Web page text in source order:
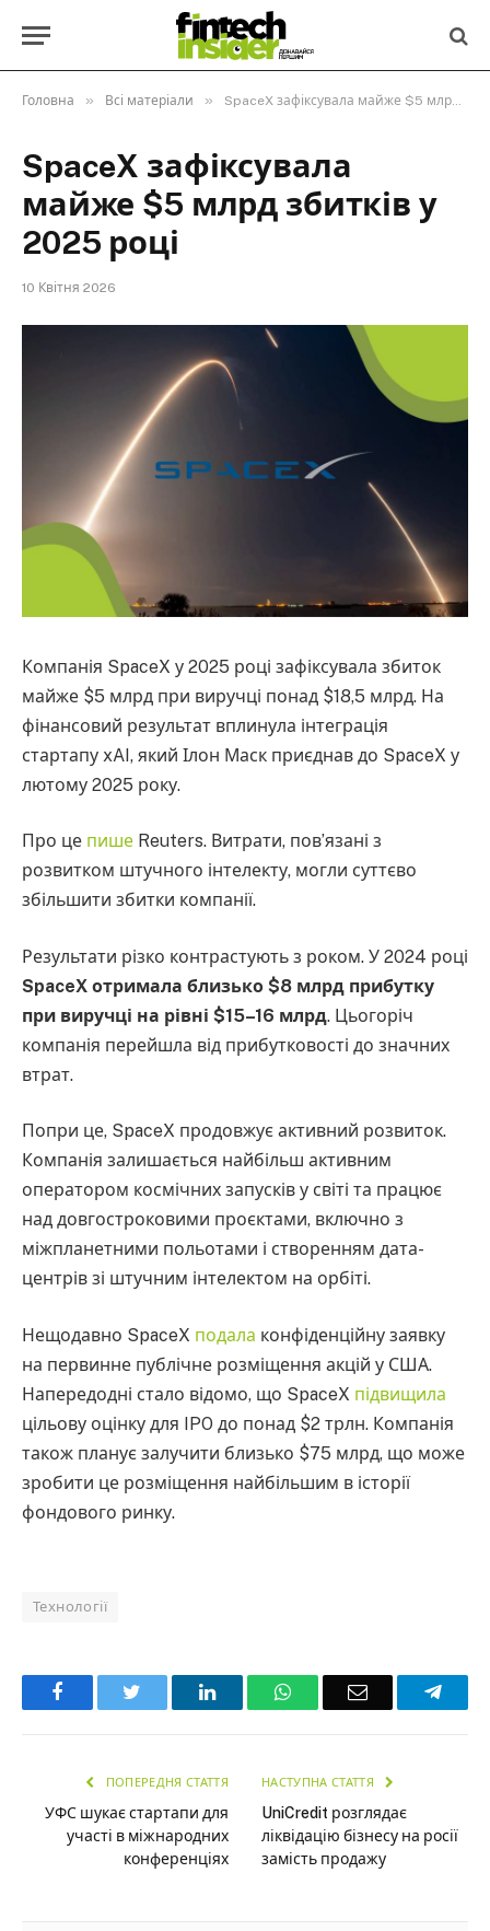
Головна » Всі матеріали » SpaceX зафіксувала майже $5 млрд збитків у 2025 році
SpaceX зафіксувала
майже $5 млрд збитків у
2025 році
10 Квітня 2026
Компанія SpaceX у 2025 році зафіксувала збиток
майже $5 млрд при виручці понад $18,5 млрд. На
фінансовий результат вплинула інтеграція
стартапу xAI, який Ілон Маск приєднав до SpaceX у
лютому 2025 року.
Про це пише Reuters. Витрати, пов’язані з
розвитком штучного інтелекту, могли суттєво
збільшити збитки компанії.
Результати різко контрастують з роком. У 2024 році
SpaceX отримала близько $8 млрд прибутку
при виручці на рівні $15–16 млрд. Цьогоріч
компанія перейшла від прибутковості до значних
втрат.
Попри це, SpaceX продовжує активний розвиток.
Компанія залишається найбільш активним
оператором космічних запусків у світі та працює
над довгостроковими проєктами, включно з
міжпланетними польотами і створенням дата-
центрів зі штучним інтелектом на орбіті.
Нещодавно SpaceX подала конфіденційну заявку
на первинне публічне розміщення акцій у США.
Напередодні стало відомо, що SpaceX підвищила
цільову оцінку для IPO до понад $2 трлн. Компанія
також планує залучити близько $75 млрд, що може
зробити це розміщення найбільшим в історії
фондового ринку.
Технології
Facebook LinkedInWhatsAppEmail
ПОПЕРЕДНЯ СТАТТЯ
УФС шукає стартапи для
участі в міжнародних
конференціях
НАСТУПНА СТАТТЯ
UniCredit розглядає
ліквідацію бізнесу на росії
замість продажу